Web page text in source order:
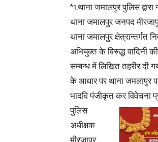
*1.थाना जमालपुर पुलिस
थाना जमालपुर जनपद
थाना जमालपुर क्षेत्रान्तर्गत
अभियुक्त के विरूद्ध वादिनी
सम्बन्ध में लिखित तहरीर दी
के आधार पर थाना जमलापुर
भादवि पंजीकृत कर विवेचना
पुलिस
अधीक्षक